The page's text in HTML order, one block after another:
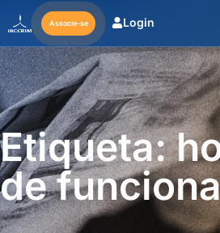
Associe-se Login
Etiqueta:
de